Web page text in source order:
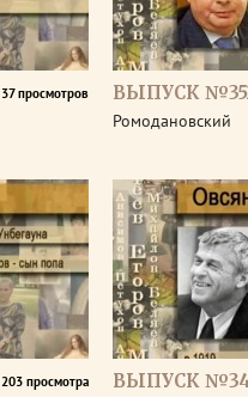
37 просмотров ВЫПУСК
Ромодановский
203 просмотра ВЫПУСК